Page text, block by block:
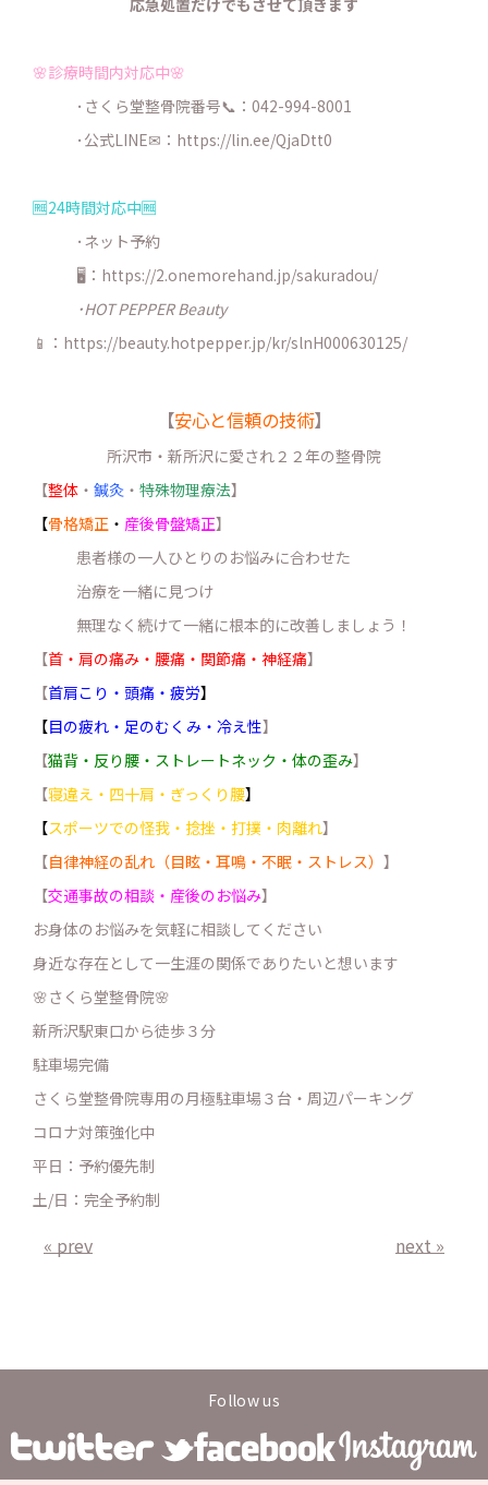
応急処置だけでもさせて頂きます
🌸診療時間内対応中🌸
･さくら堂整骨院番号📞：042-994-8001
･公式LINE✉： https://lin.ee/QjaDtt0
🆓24時間対応中🆓
･ネット予約
🖥：https://2.onemorehand.jp/sakuradou/
･HOT PEPPER Beauty
📱：https://beauty.hotpepper.jp/kr/slnH000630125/
【安心と信頼の技術】
所沢市・新所沢に愛され２２年の整骨院
【整体 ・ 鍼灸 ・ 特殊物理療法】
【骨格矯正 ・ 産後骨盤矯正】
患者様の一人ひとりのお悩みに合わせた
治療を一緒に見つけ
無理なく続けて一緒に根本的に改善しましょう！
【首・肩の痛み・腰痛・関節痛・神経痛】
【首肩こり・頭痛・疲労】
【目の疲れ・足のむくみ・冷え性】
【猫背・反り腰・ストレートネック・体の歪み】
【寝違え・四十肩・ぎっくり腰】
【スポーツでの怪我・捻挫・打撲・肉離れ】
【自律神経の乱れ（目眩・耳鳴・不眠・ストレス） 】
【交通事故の相談・産後のお悩み】
お身体のお悩みを気軽に相談してください
身近な存在として一生涯の関係でありたいと想います
🌸さくら堂整骨院🌸
新所沢駅東口から徒歩３分
駐車場完備
さくら堂整骨院専用の月極駐車場３台・周辺パーキング
コロナ対策強化中
平日：予約優先制
土/日：完全予約制
« prev next »
Follow us